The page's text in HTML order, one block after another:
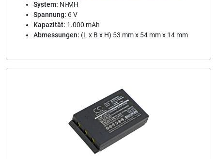
System: Ni-MH
Spannung: 6 V
Kapazität: 1.000 mAh
Abmessungen: (L x B x H) 53 mm x 54 mm x 14 mm